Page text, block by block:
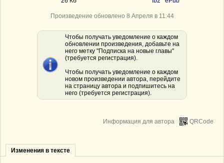
Произведение обновлено 8 Апреля в 11:44
Чтобы получать уведомление о каждом
обновлении произведения, добавьте на
него метку "Подписка на новые главы"
(требуется регистрация).
Чтобы получать уведомление о каждом
новом произведении автора, перейдите
на страницу автора и подпишитесь на
него (требуется регистрация).
QRCode
Информация для автора
Изменения в тексте